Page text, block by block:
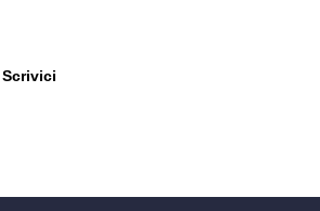
Scrivici